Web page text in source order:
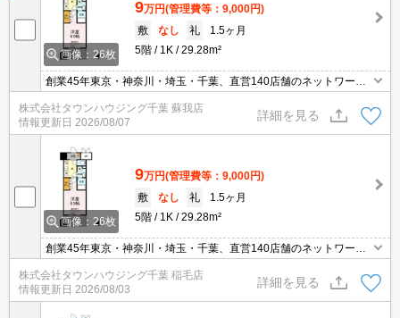
画像：26枚
9万円(管理費等：9,000円)
敷
なし 礼
1.5ヶ月
5階
1K 29.28m²
創業45年東京・神奈川・埼玉・千葉、直営140店舗のネットワーク
でお部屋探しをサポートするタウンハウジング。お部屋探しは【タ
ウンハウジング】にお任せ下さい！
株式会社タウンハウジング千葉 蘇我店
情報更新日 2026/08/07
詳細を見る
画像：26枚
9万円(管理費等：9,000円)
敷
なし 礼
1.5ヶ月
5階
1K 29.28m²
創業45年東京・神奈川・埼玉・千葉、直営140店舗のネットワーク
でお部屋探しをサポートするタウンハウジング。お部屋探しは【タ
ウンハウジング】にお任せ下さい！
株式会社タウンハウジング千葉 稲毛店
情報更新日 2026/08/03
詳細を見る